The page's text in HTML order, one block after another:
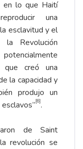
en lo que Haití
una
esclavitud y el
la Revolución
que creó una
la capacidad y
produjo un
[6].
de Saint
revolución se